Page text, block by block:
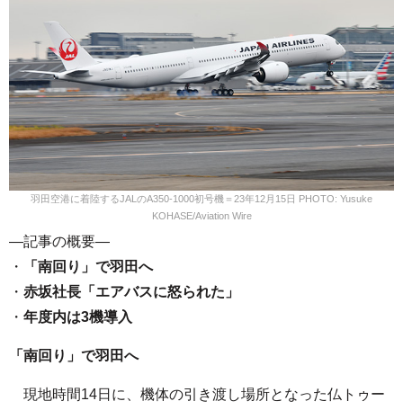
羽田空港に着陸するJALのA350-1000初号機＝23年12月15日 PHOTO: Yusuke
KOHASE/Aviation Wire
—記事の概要—
・
「南回り」で羽田へ
・ 赤坂社長「エアバスに怒られた」
・ 年度内は3機導入
「南回り」で羽田へ
現地時間14日に、機体の引き渡し場所となった仏トゥー